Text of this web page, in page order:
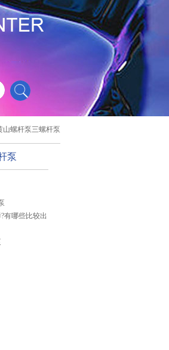
山螺杆泵三螺杆泵
泵
有哪些比较出